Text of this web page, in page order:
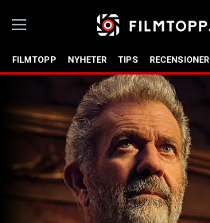
FILMTOPP NYHETER TIPS RECENSIONER